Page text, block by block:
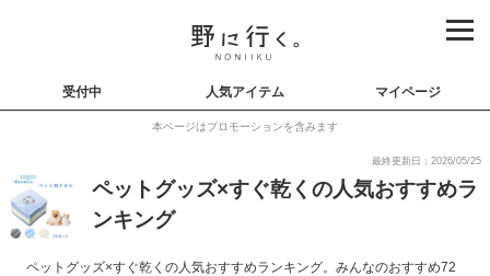
受付中 人気アイテム マイページ
本ページはプロモーションを含みます
最終更新日：2026/05/25
ペットグッズ×すぐ乾くの人気おすすめラ
ンキング
ペットグッズ×すぐ乾くの人気おすすめランキング。みんなのおすすめ72